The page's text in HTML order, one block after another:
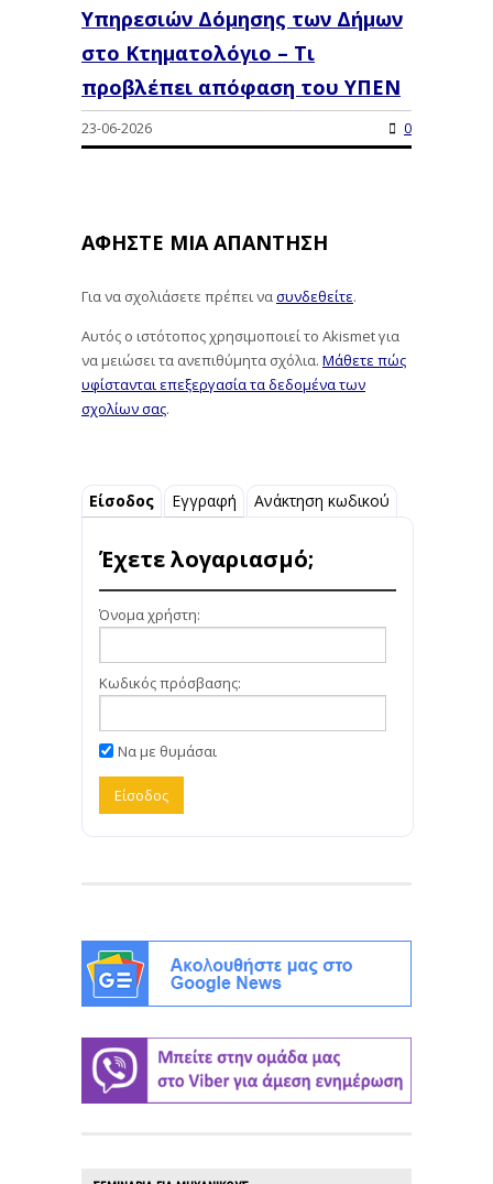
Υπηρεσιών Δόμησης των Δήμων
στο Κτηματολόγιο – Τι
προβλέπει απόφαση του ΥΠΕΝ
23-06-2026 0
ΑΦΉΣΤΕ ΜΙΑ ΑΠΆΝΤΗΣΗ
Για να σχολιάσετε πρέπει νασυνδεθείτε.
Αυτός ο ιστότοπος χρησιμοποιεί το Akismet για
να μειώσει τα ανεπιθύμητα σχόλια. Μάθετε πώς
υφίστανται επεξεργασία τα δεδομένα των
σχολίων σας.
Είσοδος Εγγραφή Ανάκτηση κωδικού
Έχετε λογαριασμό;
Όνομα χρήστη:
Κωδικός πρόσβασης:
Να με θυμάσαι